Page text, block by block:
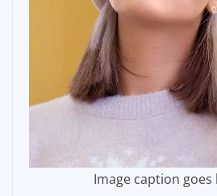
Image caption goes